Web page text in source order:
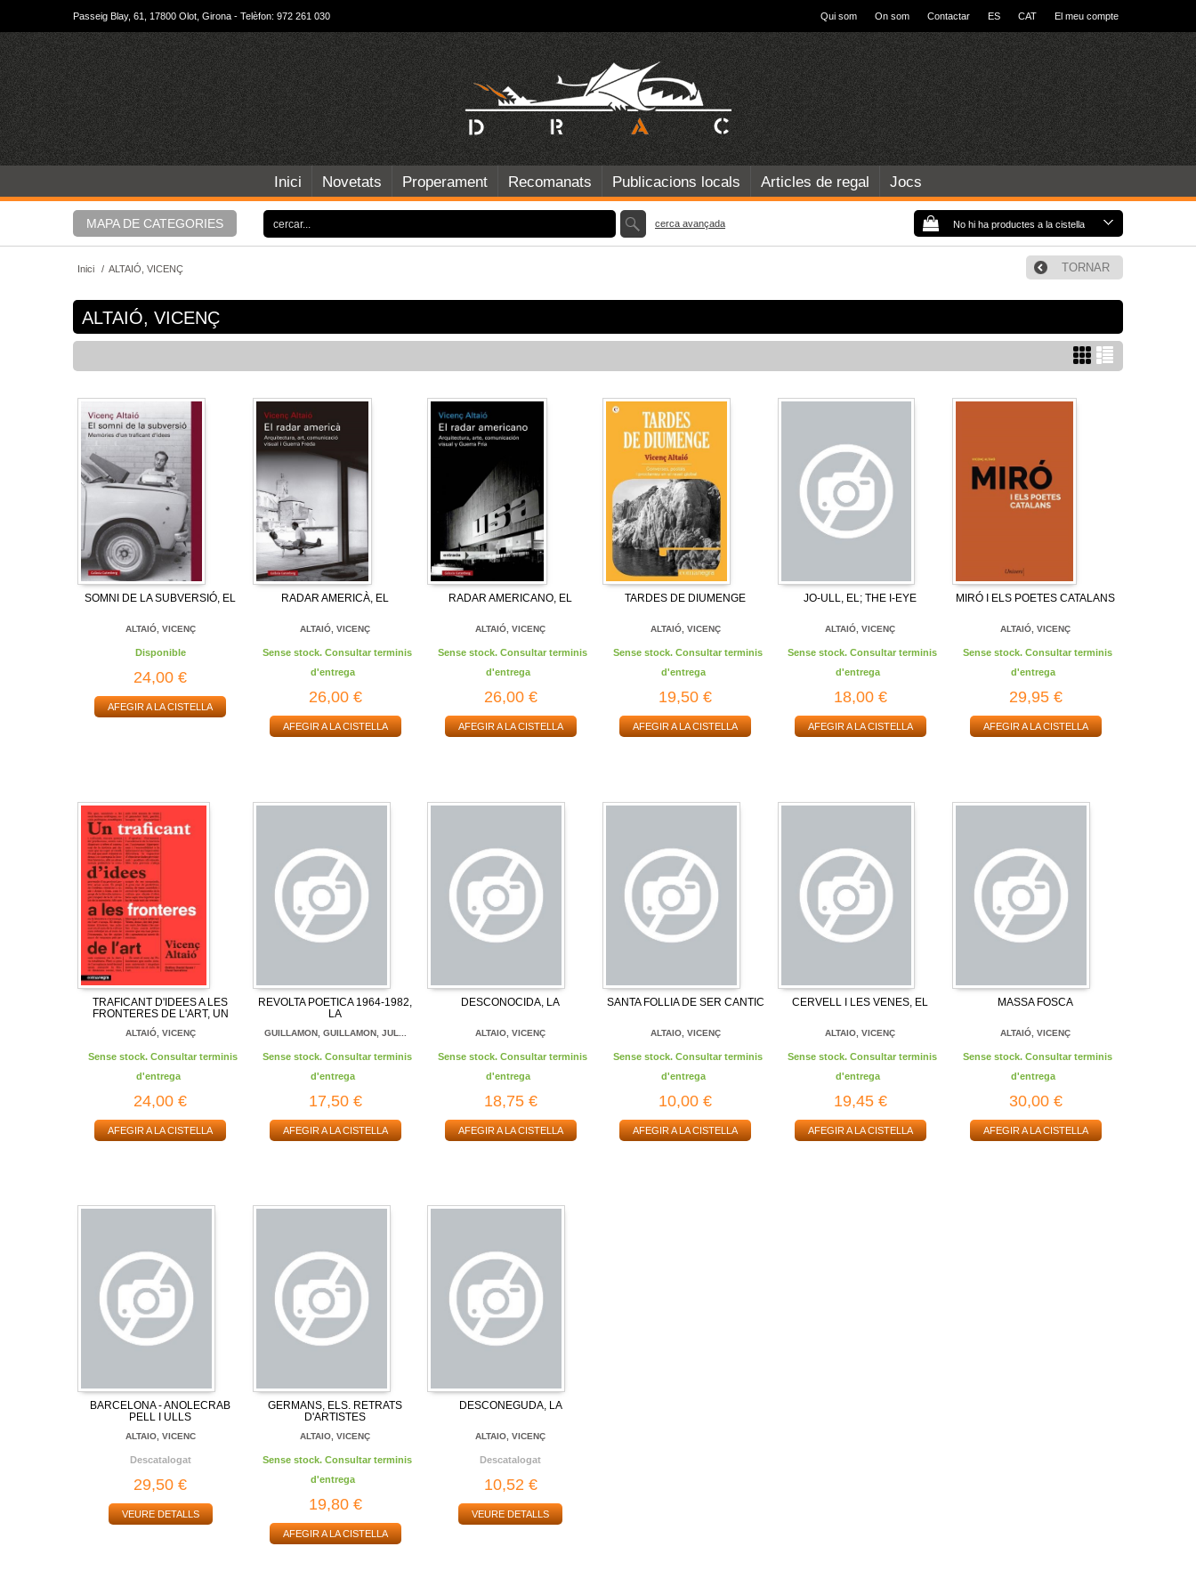
Passeig Blay, 61, 17800 Olot, Girona - Telèfon: 972 261 030 Qui som On som Contactar ES CAT El meu compte
Inici Novetats Properament Recomanats Publicacions locals Articles de regal Jocs
MAPA DE CATEGORIES No hi ha productes a la cistella
cerca avançada
Inici / ALTAIÓ, VICENÇ TORNAR
ALTAIÓ, VICENÇ
SOMNI DE LA SUBVERSIÓ, EL
ALTAIÓ, VICENÇ
Disponible
24,00 €
AFEGIR A LA CISTELLA
RADAR AMERICÀ, EL
ALTAIÓ, VICENÇ
Sense stock. Consultar terminis
d'entrega
26,00 €
AFEGIR A LA CISTELLA
RADAR AMERICANO, EL
ALTAIÓ, VICENÇ
Sense stock. Consultar terminis
d'entrega
26,00 €
AFEGIR A LA CISTELLA
TARDES DE DIUMENGE
ALTAIÓ, VICENÇ
Sense stock. Consultar terminis
d'entrega
19,50 €
AFEGIR A LA CISTELLA
JO-ULL, EL; THE I-EYE
ALTAIÓ, VICENÇ
Sense stock. Consultar terminis
d'entrega
18,00 €
AFEGIR A LA CISTELLA
MIRÓ I ELS POETES CATALANS
ALTAIÓ, VICENÇ
Sense stock. Consultar terminis
d'entrega
29,95 €
AFEGIR A LA CISTELLA
TRAFICANT D'IDEES A LES
FRONTERES DE L'ART, UN
ALTAIÓ, VICENÇ
Sense stock. Consultar terminis
d'entrega
24,00 €
AFEGIR A LA CISTELLA
REVOLTA POETICA 1964-1982,
LA
GUILLAMON, GUILLAMON, JUL...
Sense stock. Consultar terminis
d'entrega
17,50 €
AFEGIR A LA CISTELLA
DESCONOCIDA, LA
ALTAIO, VICENÇ
Sense stock. Consultar terminis
d'entrega
18,75 €
AFEGIR A LA CISTELLA
SANTA FOLLIA DE SER CANTIC
ALTAIO, VICENÇ
Sense stock. Consultar terminis
d'entrega
10,00 €
AFEGIR A LA CISTELLA
CERVELL I LES VENES, EL
ALTAIO, VICENÇ
Sense stock. Consultar terminis
d'entrega
19,45 €
AFEGIR A LA CISTELLA
MASSA FOSCA
ALTAIÓ, VICENÇ
Sense stock. Consultar terminis
d'entrega
30,00 €
AFEGIR A LA CISTELLA
BARCELONA - ANOLECRAB
PELL I ULLS
ALTAIO, VICENC
Descatalogat
29,50 €
VEURE DETALLS
GERMANS, ELS. RETRATS
D'ARTISTES
ALTAIO, VICENÇ
Sense stock. Consultar terminis
d'entrega
19,80 €
AFEGIR A LA CISTELLA
DESCONEGUDA, LA
ALTAIO, VICENÇ
Descatalogat
10,52 €
VEURE DETALLS